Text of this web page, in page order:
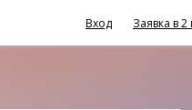
Вход Заявка в 2